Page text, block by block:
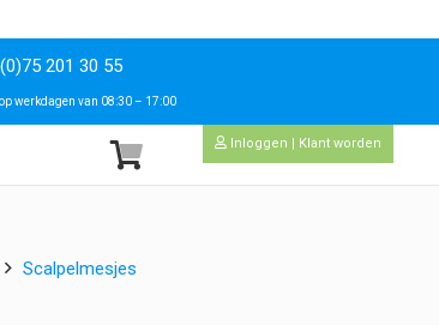
201 30 55
werkdagen van 08:30 – 17:00
Inloggen | Klant worden
Scalpelmesjes